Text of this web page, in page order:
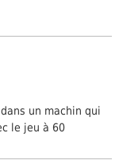
un machin qui
le jeu à 60